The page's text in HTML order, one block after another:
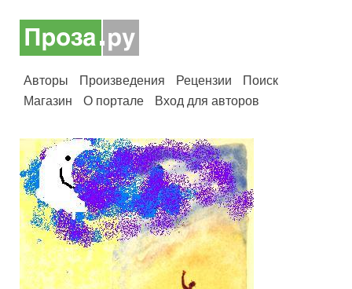
Авторы Произведения Рецензии
Поиск
Магазин
О портале Вход для авторов